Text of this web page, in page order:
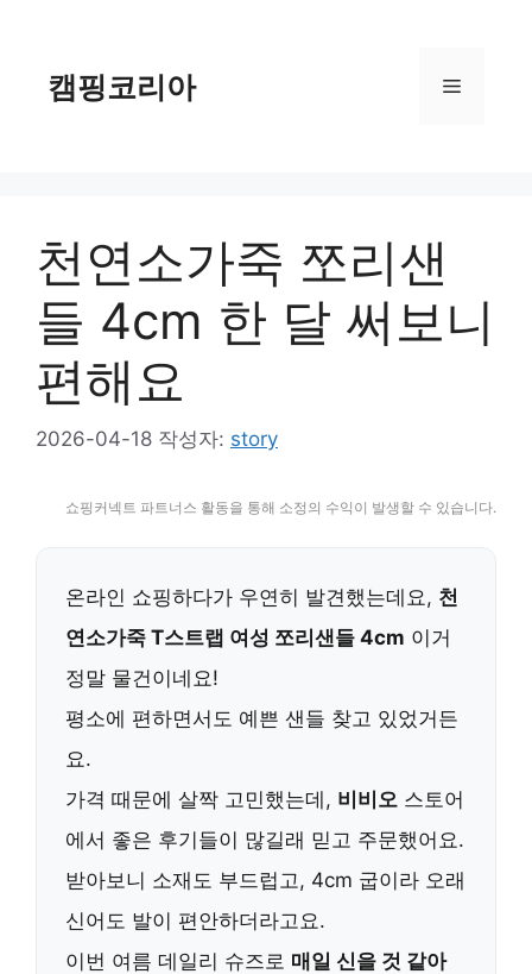
캠핑코리아 메
천연소가죽 쪼리샌
들 4cm 한 달 써보니
편해요
2026-04-18 작성자: story
쇼핑커넥트 파트너스 활동을 통해 소정의 수익이 발생할 수 있습니다.
온라인 쇼핑하다가 우연히 발견했는데요, 천
연소가죽 T스트랩 여성 쪼리샌들 4cm 이거
정말 물건이네요!
평소에 편하면서도 예쁜 샌들 찾고 있었거든
요.
가격 때문에 살짝 고민했는데, 비비오 스토어
에서 좋은 후기들이 많길래 믿고 주문했어요.
받아보니 소재도 부드럽고, 4cm 굽이라 오래
신어도 발이 편안하더라고요.
이번 여름 데일리 슈즈로 매일 신을 것 같아